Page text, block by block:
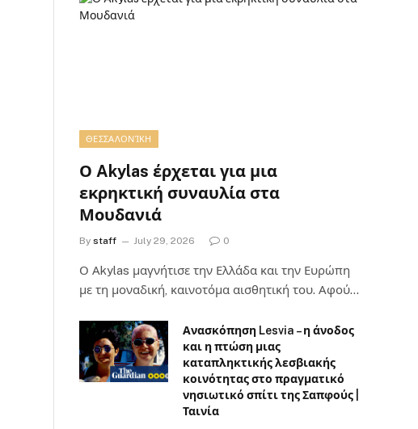
ΘΕΣΣΑΛΟΝΊΚΗ
Ο Akylas έρχεται για μια
εκρηκτική συναυλία στα
Μουδανιά
By staff July 29, 2026 0
Ο Αkylas μαγνήτισε την Ελλάδα και την Ευρώπη
με τη μοναδική, καινοτόμα αισθητική του. Αφού…
Ανασκόπηση Lesvia – η άνοδος
και η πτώση μιας
καταπληκτικής λεσβιακής
κοινότητας στο πραγματικό
νησιωτικό σπίτι της Σαπφούς |
Ταινία